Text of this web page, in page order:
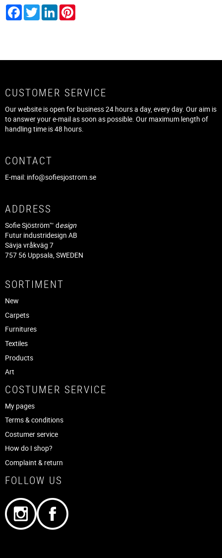
Facebook
TwitterLinkedIn
CUSTOMER SERVICE
Our website is open for business 24 hours a day, every day. Our aim is
to answer your e-mail as soon as possible. Our maximum length of
handling time is 48 hours.
CONTACT
E-mail: info@sofiesjostrom.se
ADDRESS
Sofie Sjöström™ design
Futur industridesign AB
Sävja vråkväg 7
757 56 Uppsala, SWEDEN
SORTIMENT
New
Carpets
Furnitures
Textiles
Products
Art
COSTUMER SERVICE
My pages
Terms & conditions
Costumer service
How do I shop?
Complaint & return
FOLLOW US